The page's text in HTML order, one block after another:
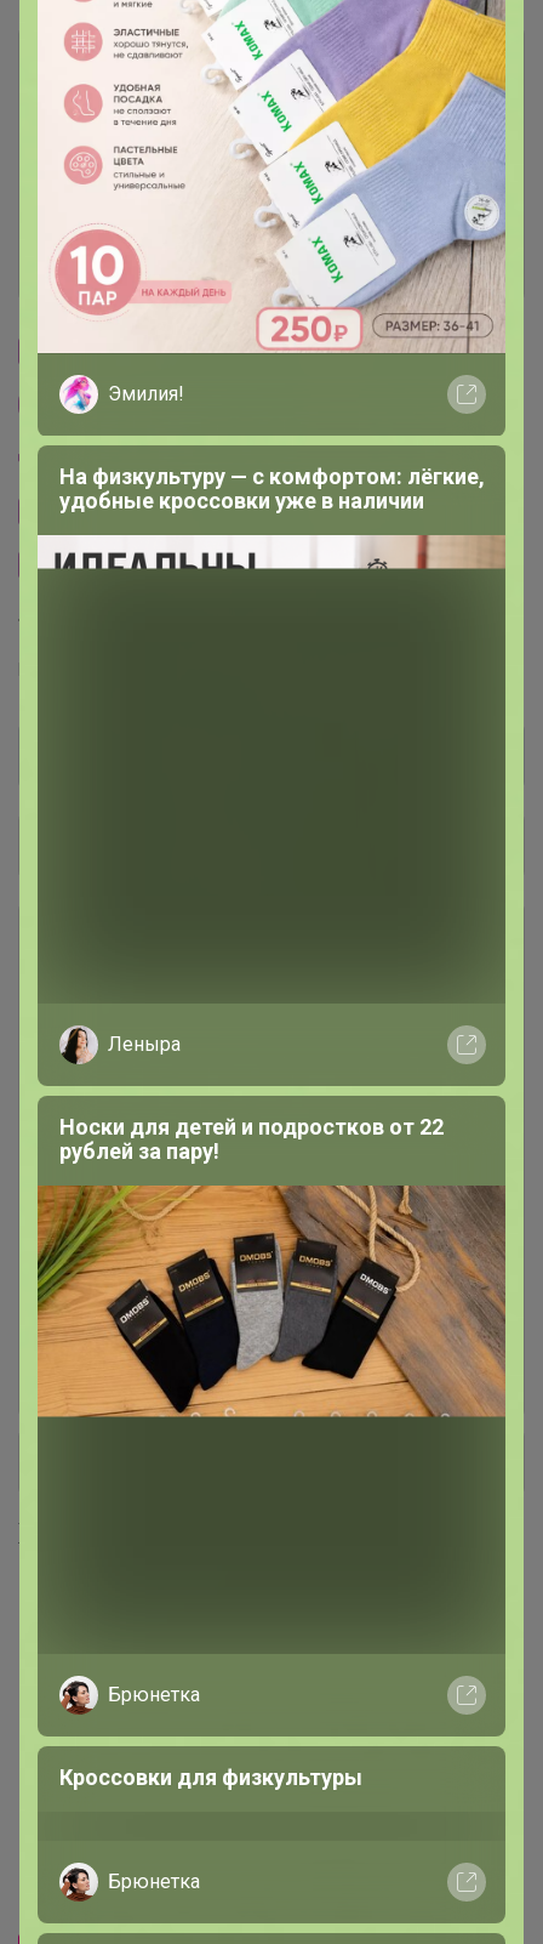
Джинсы женские 28
Джинсы мужские
Джинсы УТЕПЛЕННЫЕ для
мужчин и женщин
10
Толстовки женские 1
Трикотаж ТЕПЛЫЙ для мужчин:
толстовки, брюки, водолазки
26
Описание
Условия участия
Ключевые даты
История проведённых выкупов
Cтраничка организатора
Другие СП организатора Селена
Сайт закупки
Размерная сетка
Торговые марки
Хиты продаж
Скидка
400р 1 192р
Эмилия!
На физкультуру — с комфортом: лёгкие,
удобные кроссовки уже в наличии
Леныра
Носки для детей и подростков от 22
рублей за пару!
Брюнетка
Кроссовки для физкультуры
Брюнетка